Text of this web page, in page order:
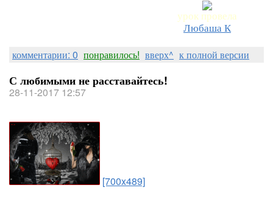
урок провела
Любаша К
комментарии: 0 понравилось! вверх^ к полной версии
С любимыми не расставайтесь!
28-11-2017 12:57
[700x489]